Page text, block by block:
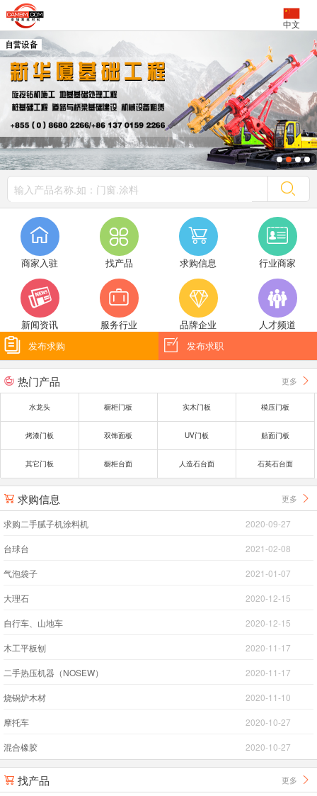
中文

商家入驻

找产品

求购信息

行业商家

新闻资讯

服务行业

品牌企业

人才频道
 发布求购  发布求职
 热门产品 更多 
水龙头 橱柜门板 实木门板 模压门板
烤漆门板 双饰面板 UV门板 贴面门板
其它门板 橱柜台面 人造石台面 石英石台面
 求购信息 更多 
求购二手腻子机涂料机 2020-09-27
台球台 2021-02-08
气泡袋子 2021-01-07
大理石 2020-12-15
自行车、山地车 2020-12-15
木工平板刨 2020-11-17
二手热压机器（NOSEW） 2020-11-17
烧锅炉木材 2020-11-10
摩托车 2020-10-27
混合橡胶 2020-10-27
 找产品 更多 